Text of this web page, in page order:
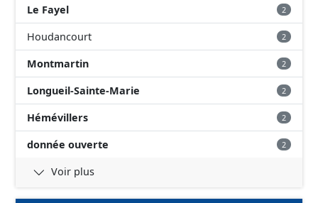
Le Fayel 2
Houdancourt 2
Montmartin 2
Longueil-Sainte-Marie 2
Hémévillers 2
donnée ouverte 2
Voir plus